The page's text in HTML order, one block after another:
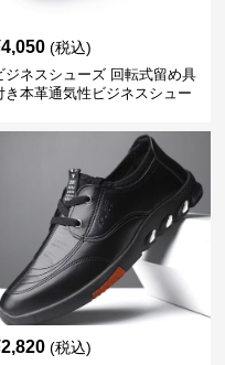
4,050 (税込)
ジネスシューズ 回転式留め具
き本革通気性ビジネスシュー
2,820 (税込)